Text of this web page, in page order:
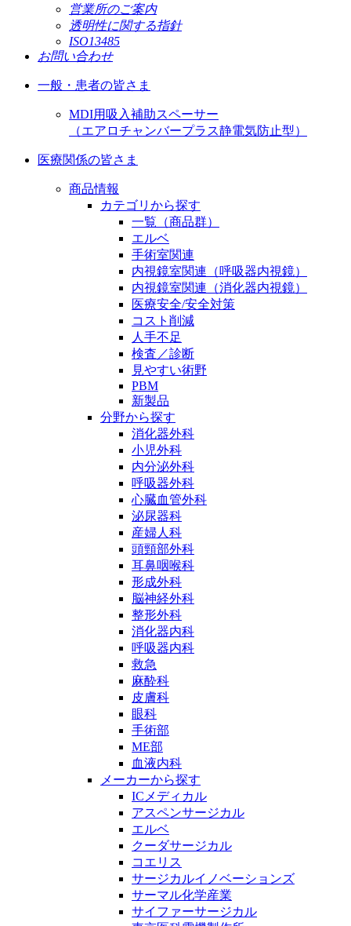
営業所のご案内
透明性に関する指針
ISO13485
お問い合わせ
一般・患者の皆さま
MDI用吸入補助スペーサー
（エアロチャンバープラス静電気防止型）
医療関係の皆さま
商品情報
カテゴリから探す
一覧（商品群）
エルベ
手術室関連
内視鏡室関連（呼吸器内視鏡）
内視鏡室関連（消化器内視鏡）
医療安全/安全対策
コスト削減
人手不足
検査／診断
見やすい術野
PBM
新製品
分野から探す
消化器外科
小児外科
内分泌外科
呼吸器外科
心臓血管外科
泌尿器科
産婦人科
頭頸部外科
耳鼻咽喉科
形成外科
脳神経外科
整形外科
消化器内科
呼吸器内科
救急
麻酔科
皮膚科
眼科
手術部
ME部
血液内科
メーカーから探す
ICメディカル
アスペンサージカル
エルベ
クーダサージカル
コエリス
サージカルイノベーションズ
サーマル化学産業
サイファーサージカル